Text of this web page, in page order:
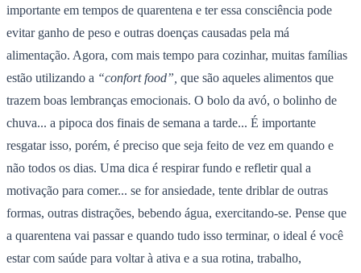
importante em tempos de quarentena e ter essa consciência pode
evitar ganho de peso e outras doenças causadas pela má
alimentação. Agora, com mais tempo para cozinhar, muitas famílias
estão utilizando a “confort food”, que são aqueles alimentos que
trazem boas lembranças emocionais. O bolo da avó, o bolinho de
chuva... a pipoca dos finais de semana a tarde... É importante
resgatar isso, porém, é preciso que seja feito de vez em quando e
não todos os dias. Uma dica é respirar fundo e refletir qual a
motivação para comer... se for ansiedade, tente driblar de outras
formas, outras distrações, bebendo água, exercitando-se. Pense que
a quarentena vai passar e quando tudo isso terminar, o ideal é você
estar com saúde para voltar à ativa e a sua rotina, trabalho,